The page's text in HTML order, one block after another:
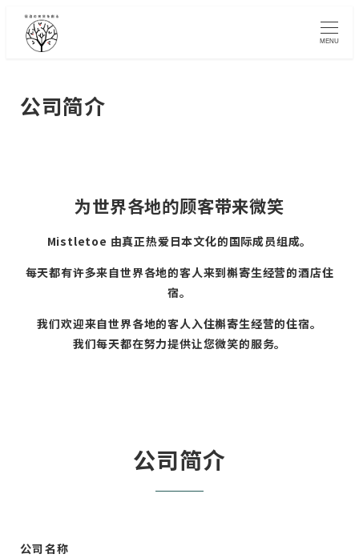
Skip
main
MENU
公司简介
为世界各地的顾客带来微笑
Mistletoe 由真正热爱日本文化的国际成员组成。
每天都有许多来自世界各地的客人来到槲寄生经营的酒店住
宿。
我们欢迎来自世界各地的客人入住槲寄生经营的住宿。
我们每天都在努力提供让您微笑的服务。
公司简介
公司名称